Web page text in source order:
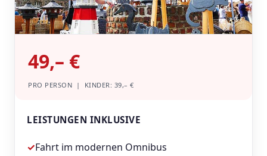
49,– €
PRO PERSON | KINDER: 39,– €
LEISTUNGEN INKLUSIVE
✓Fahrt im modernen Omnibus